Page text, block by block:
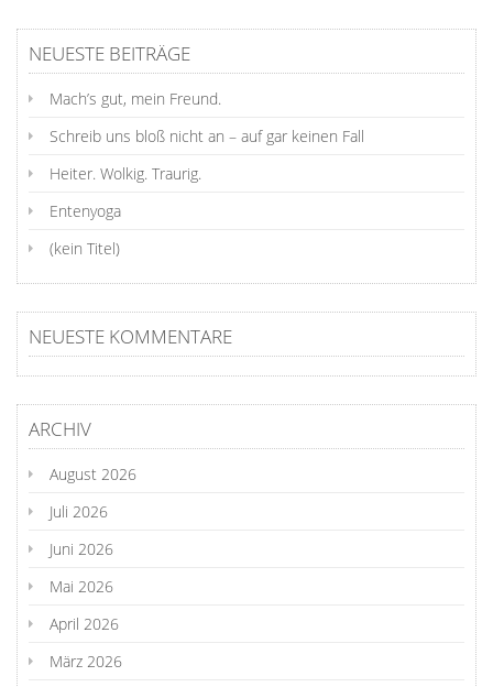
NEUESTE BEITRÄGE
Mach’s gut, mein Freund.
Schreib uns bloß nicht an – auf gar keinen Fall
Heiter. Wolkig. Traurig.
Entenyoga
(kein Titel)
NEUESTE KOMMENTARE
ARCHIV
August 2026
Juli 2026
Juni 2026
Mai 2026
April 2026
März 2026